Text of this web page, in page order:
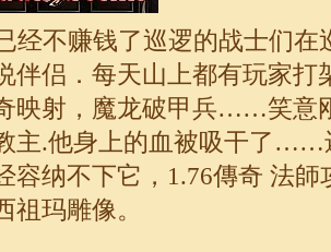
不赚钱了巡逻的战士们在
伴侣．每天山上都有玩家打
映射，魔龙破甲兵……笑意
主.他身上的血被吸干了……
容纳不下它， 1.76傳奇 法師
祖玛雕像。